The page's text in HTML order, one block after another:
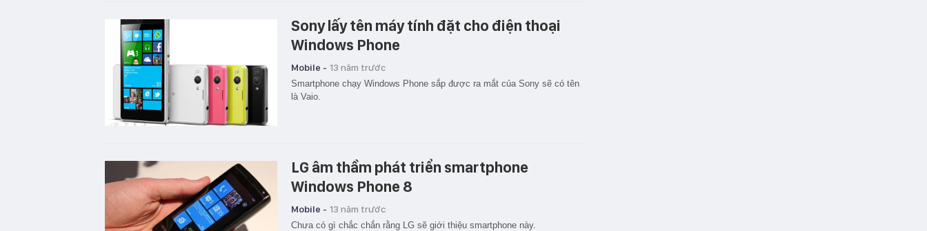
Sony lấy tên máy tính đặt cho điện thoại
Windows Phone
Mobile - 13 năm trước
Smartphone chạy Windows Phone sắp được ra mắt của Sony sẽ có tên
là Vaio.
LG âm thầm phát triển smartphone
Windows Phone 8
Mobile - 13 năm trước
Chưa có gì chắc chắn rằng LG sẽ giới thiệu smartphone này.